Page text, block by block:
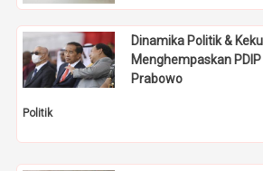
Dinamika Politik &
Menghempaskan
Prabowo
Politik